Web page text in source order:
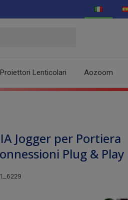
Proiettori Lenticolari Aozoom
Jogger per Portiera
Plug & Play